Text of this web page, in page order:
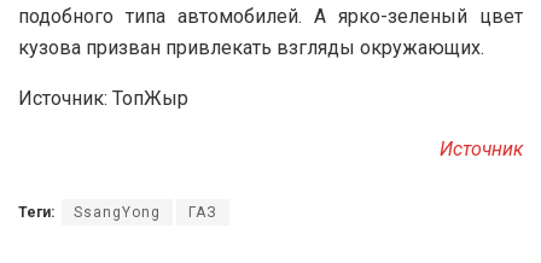
подобного типа автомобилей. А ярко-зеленый цвет
кузова призван привлекать взгляды окружающих.
Источник: ТопЖыр
Источник
Теги: SsangYong ГАЗ